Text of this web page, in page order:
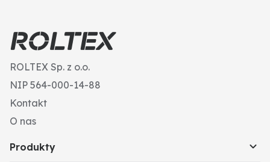
ROLTEX Sp. z o.o.
NIP 564-000-14-88
Kontakt
O nas
Produkty